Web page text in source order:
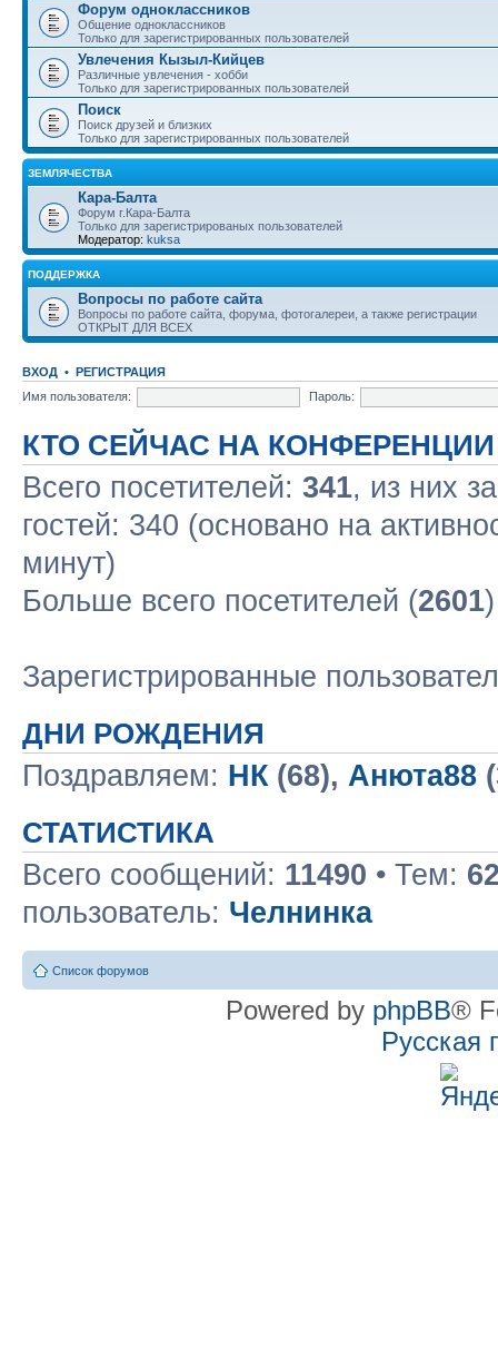
Форум одноклассников
Общение одноклассников
Только для зарегистрированных пользователей
Увлечения Кызыл-Кийцев
Различные увлечения - хобби
Только для зарегистрированных пользователей
Поиск
Поиск друзей и близких
Только для зарегистрированных пользователей
ЗЕМЛЯЧЕСТВА
Кара-Балта
Форум г.Кара-Балта
Только для зарегистрированых пользователей
Модератор: kuksa
ПОДДЕРЖКА
Вопросы по работе сайта
Вопросы по работе сайта, форума, фотогалереи, а также регистрации
ОТКРЫТ ДЛЯ ВСЕХ
ВХОД • РЕГИСТРАЦИЯ
Имя пользователя:
Пароль:
КТО СЕЙЧАС НА КОНФЕРЕНЦИИ
Всего посетителей: 341, из них
гостей: 340 (основано на
минут)
Больше всего посетителей (2601
Зарегистрированные
ДНИ РОЖДЕНИЯ
Поздравляем: НК(68), Анюта88
СТАТИСТИКА
Всего сообщений: 11490 • Тем:
пользователь: Челнинка
Список форумов
Powered by phpBB®
Русская